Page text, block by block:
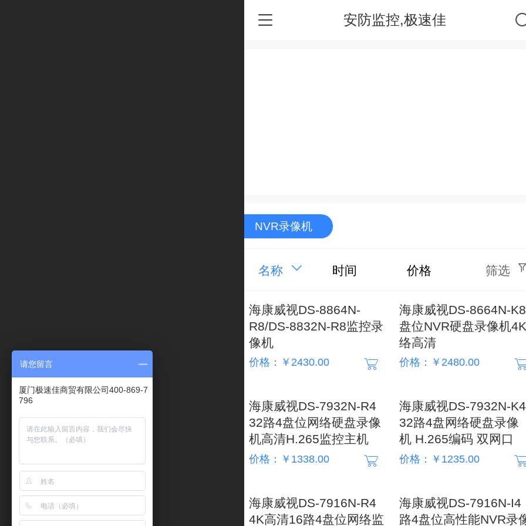
安防监控,极速佳
NVR录像机
名称 时间 价格 筛选
海康威视DS-8864N-
R8/DS-8832N-R8监控录
像机
价格：￥2430.00
海康威视DS-8664N-
盘位NVR硬盘录像机
络高清
价格：￥2480.00
海康威视DS-7932N-R4
32路4盘位网络硬盘录像
机高清H.265监控主机
价格：￥1338.00
海康威视DS-7932N-K4
32路4盘网络硬盘录像
机 H.265编码 双网口
价格：￥1235.00
海康威视DS-7916N-R4
4K高清16路4盘位网络监
海康威视DS-7916N-
路4盘位高性能NVR录
请您留言
厦门极速佳商贸有限公司400-869-7
796